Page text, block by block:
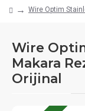
Wire Optim
Wire
Makara
Orijinal